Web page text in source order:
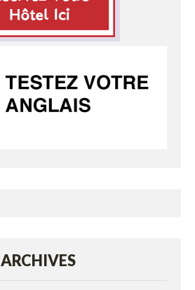
ARCHIVES